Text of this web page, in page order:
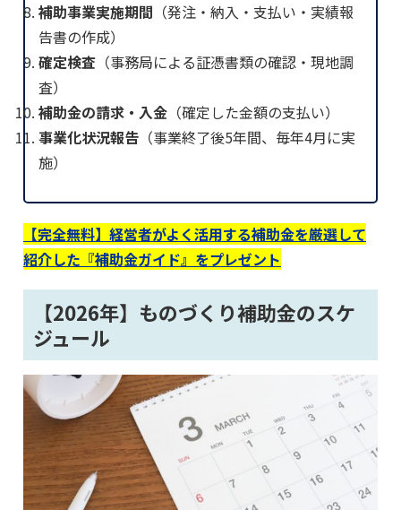
補助事業実施期間 （発注・納入・支払い・実績報
告書の作成）
確定検査 （事務局による証憑書類の確認・現地調
査）
補助金の請求・入金 （確定した金額の支払い）
事業化状況報告 （事業終了後5年間、毎年4月に実
施）
【完全無料】経営者がよく活用する補助金を厳選して
紹介した『補助金ガイド』をプレゼント
【2026年】ものづくり補助金のスケ
ジュール